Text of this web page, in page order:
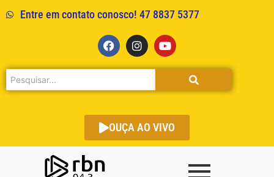
Entre em contato conosco! 47 8837 5377
OUÇA AO VIVO